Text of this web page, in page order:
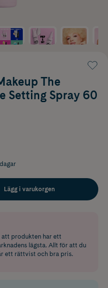
The
Setting Spray 60
Lägg i varukorgen
att produkten har ett
lägsta. Allt för att du
ett rättvist och bra pris.